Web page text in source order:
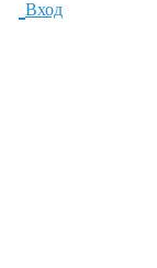
Вход